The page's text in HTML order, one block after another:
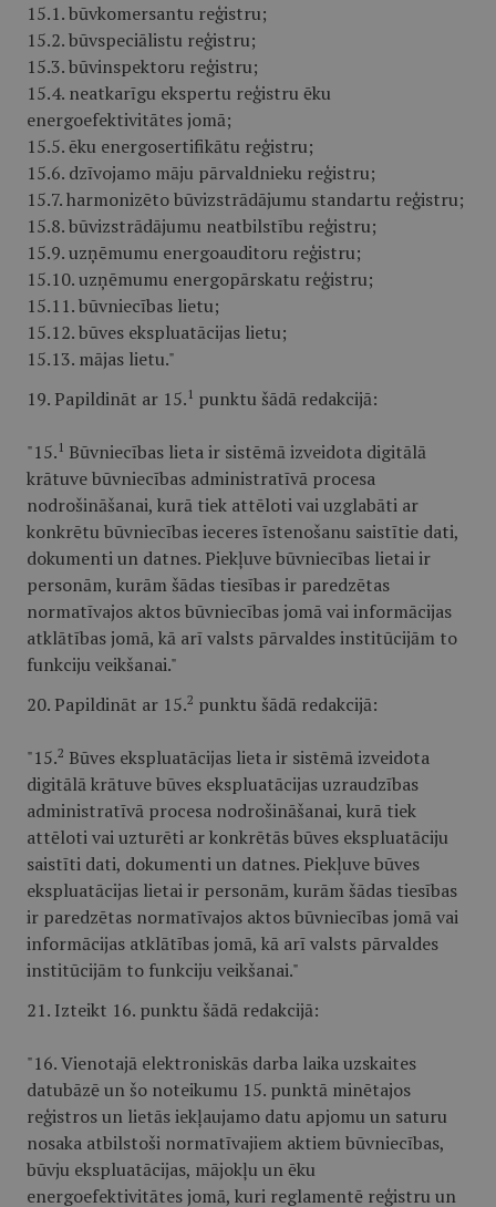
15.1. būvkomersantu reģistru;
15.2. būvspeciālistu reģistru;
15.3. būvinspektoru reģistru;
15.4. neatkarīgu ekspertu reģistru ēku
energoefektivitātes jomā;
15.5. ēku energosertifikātu reģistru;
15.6. dzīvojamo māju pārvaldnieku reģistru;
15.7. harmonizēto būvizstrādājumu standartu reģistru;
15.8. būvizstrādājumu neatbilstību reģistru;
15.9. uzņēmumu energoauditoru reģistru;
15.10. uzņēmumu energopārskatu reģistru;
15.11. būvniecības lietu;
15.12. būves ekspluatācijas lietu;
15.13. mājas lietu."
19. Papildināt ar 15. 1 punktu šādā redakcijā:
"15. 1 Būvniecības lieta ir sistēmā izveidota digitālā
krātuve būvniecības administratīvā procesa
nodrošināšanai, kurā tiek attēloti vai uzglabāti ar
konkrētu būvniecības ieceres īstenošanu saistītie dati,
dokumenti un datnes. Piekļuve būvniecības lietai ir
personām, kurām šādas tiesības ir paredzētas
normatīvajos aktos būvniecības jomā vai informācijas
atklātības jomā, kā arī valsts pārvaldes institūcijām to
funkciju veikšanai."
20. Papildināt ar 15.2 punktu šādā redakcijā:
"15.2 Būves ekspluatācijas lieta ir sistēmā izveidota
digitālā krātuve būves ekspluatācijas uzraudzības
administratīvā procesa nodrošināšanai, kurā tiek
attēloti vai uzturēti ar konkrētās būves ekspluatāciju
saistīti dati, dokumenti un datnes. Piekļuve būves
ekspluatācijas lietai ir personām, kurām šādas tiesības
ir paredzētas normatīvajos aktos būvniecības jomā vai
informācijas atklātības jomā, kā arī valsts pārvaldes
institūcijām to funkciju veikšanai."
21. Izteikt 16. punktu šādā redakcijā:
"16. Vienotajā elektroniskās darba laika uzskaites
datubāzē un šo noteikumu 15. punktā minētajos
reģistros un lietās iekļaujamo datu apjomu un saturu
nosaka atbilstoši normatīvajiem aktiem būvniecības,
būvju ekspluatācijas, mājokļu un ēku
energoefektivitātes jomā, kuri reglamentē reģistru un